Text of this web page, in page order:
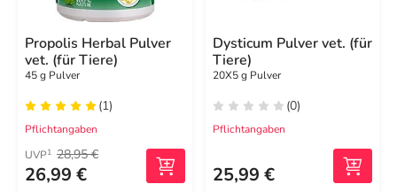
Propolis Herbal Pulver
vet. (für Tiere)
45 g Pulver
(1)
Pflichtangaben
UVP1 28,95 €
26,99 €
Dysticum Pulver vet. (für
Tiere)
20X5 g Pulver
(0)
Pflichtangaben
25,99 €